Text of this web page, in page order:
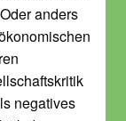
anders
negatives